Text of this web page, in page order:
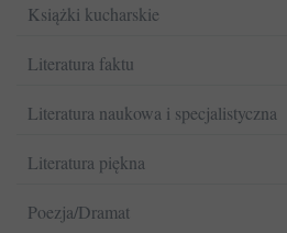
Książki kucharskie
Literatura faktu
Literatura naukowa i specjalistyczna
Literatura piękna
Poezja/Dramat